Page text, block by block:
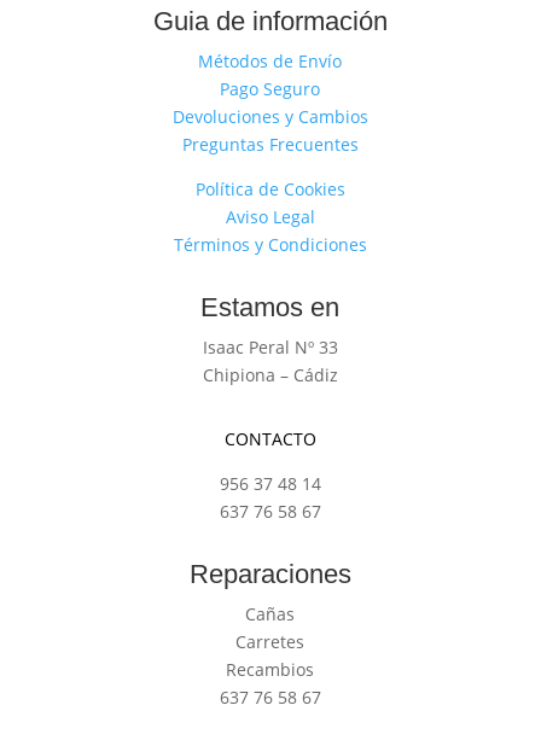
Guia de información
Métodos de Envío
Pago Seguro
Devoluciones y Cambios
Preguntas Frecuentes
Política de Cookies
Aviso Legal
Términos y Condiciones
Estamos en
Isaac Peral Nº 33
Chipiona – Cádiz
CONTACTO
956 37 48 14
637 76 58 67
Reparaciones
Cañas
Carretes
Recambios
637 76 58 67